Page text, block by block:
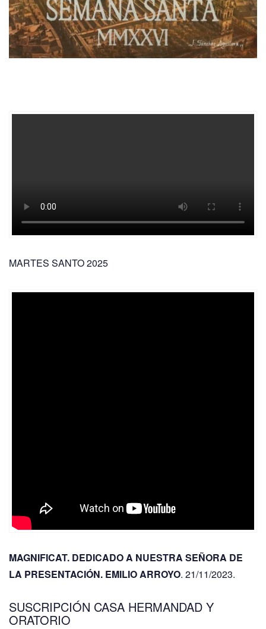
MARTES SANTO 2025
MAGNIFICAT. DEDICADO A NUESTRA SEÑORA DE
LA PRESENTACIÓN. EMILIO ARROYO. 21/11/2023.
SUSCRIPCIÓN CASA HERMANDAD Y
ORATORIO